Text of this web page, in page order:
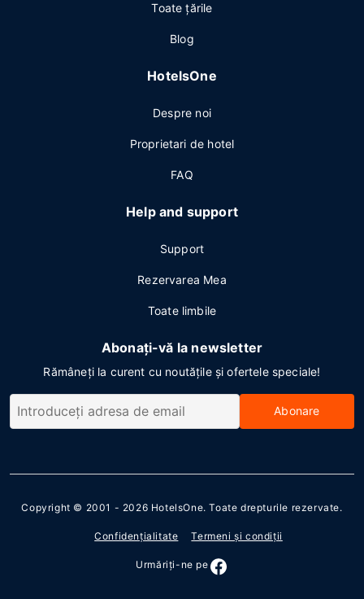
Toate ţările
Blog
HotelsOne
Despre noi
Proprietari de hotel
FAQ
Help and support
Support
Rezervarea Mea
Toate limbile
Abonați-vă la newsletter
Rămâneți la curent cu noutățile și ofertele speciale!
Abonare
Copyright © 2001 - 2026 HotelsOne. Toate drepturile rezervate.
Confidenţialitate Termeni şi condiţii
Urmăriţi-ne pe